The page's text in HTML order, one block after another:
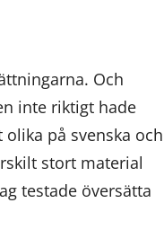
Och
inte riktigt hade
på svenska och
stort material
testade översätta